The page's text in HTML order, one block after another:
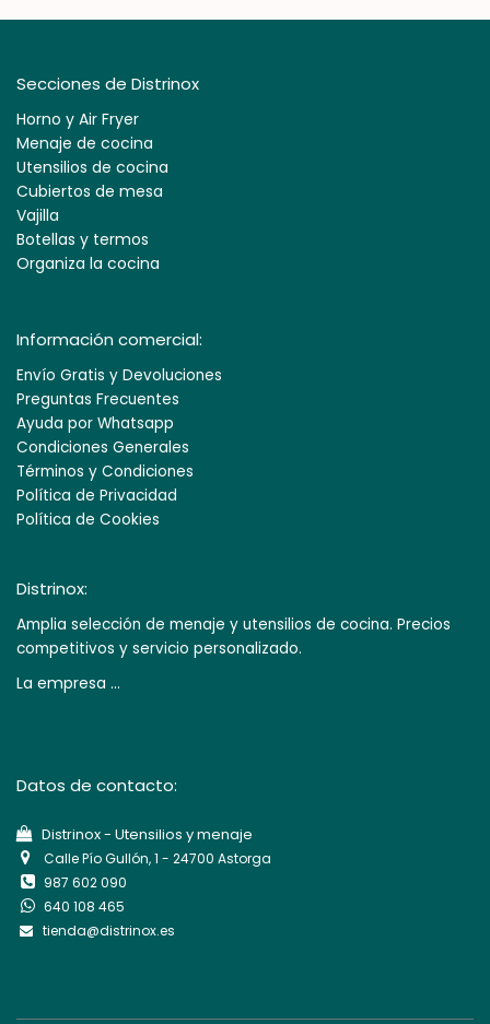
Secciones de Distrinox
Horno y Air Fryer
Menaje de cocina
Utensilios de cocina
Cubiertos de mesa
Vajilla
Botellas y termos
Organiza la cocina
Información comercial:
Envío Gratis y Devoluciones
Preguntas Frecuentes
Ayuda por Whatsapp
Condiciones Generales
Términos y Condiciones
Política de Privacidad
Política de Cookies
Distrinox:
Amplia selección de menaje y utensilios de cocina. Precios
competitivos y servicio personalizado.
La empresa ...
Datos de contacto:
Di​strinox - Utensilios y menaje
Calle Pío Gullón, 1 - 24700 Astorga
987 602 090
640 108 465
tienda@distrinox.es